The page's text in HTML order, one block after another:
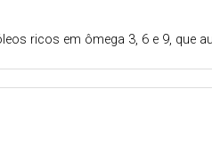
ricos em ômega 3, 6 e 9, que